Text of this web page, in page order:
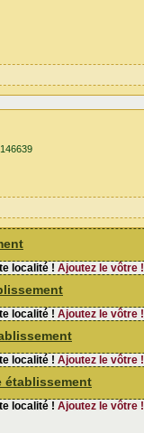
localité ! Ajoutez le vôtre !
localité ! Ajoutez le vôtre !
localité ! Ajoutez le vôtre !
établissement
localité ! Ajoutez le vôtre !